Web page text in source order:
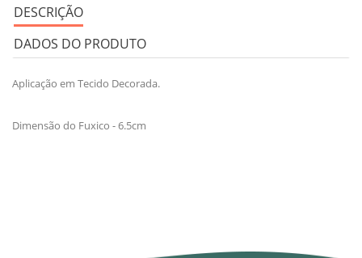
DESCRIÇÃO
DADOS DO PRODUTO
Aplicação em Tecido Decorada.
Dimensão do Fuxico - 6.5cm